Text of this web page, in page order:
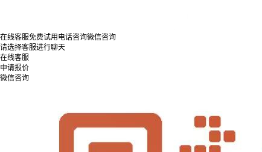
在线客服免费试用 电话咨询微信咨询
请选择客服进行聊天
在线客服
申请报价
微信咨询